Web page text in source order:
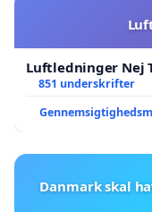
Luftledninger Nej
851 underskrifter
Danmark skal